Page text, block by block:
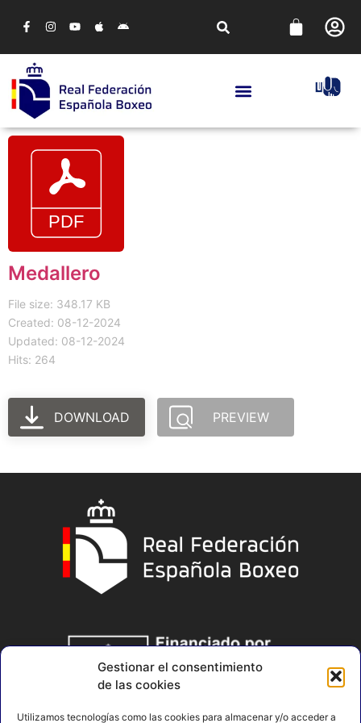
Gestionar el consentimiento
de las cookies
Utilizamos tecnologías como las cookies para almacenar y/o acceder a
Medallero
File size: 348.17 KB
Created: 08-12-2024
Updated: 08-12-2024
Hits: 264
DOWNLOAD PREVIEW